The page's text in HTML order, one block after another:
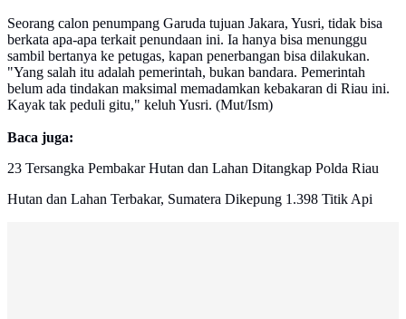
Seorang calon penumpang Garuda tujuan Jakara, Yusri, tidak bisa
berkata apa-apa terkait penundaan ini. Ia hanya bisa menunggu
sambil bertanya ke petugas, kapan penerbangan bisa dilakukan.
"Yang salah itu adalah pemerintah, bukan bandara. Pemerintah
belum ada tindakan maksimal memadamkan kebakaran di Riau ini.
Kayak tak peduli gitu," keluh Yusri. (Mut/Ism)
Baca juga:
23 Tersangka Pembakar Hutan dan Lahan Ditangkap Polda Riau
Hutan dan Lahan Terbakar, Sumatera Dikepung 1.398 Titik Api